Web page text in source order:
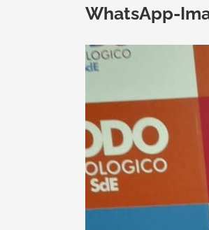
WhatsApp-